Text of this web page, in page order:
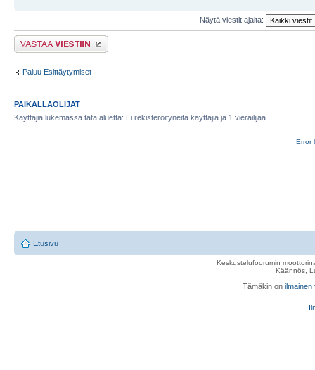
Näytä viestit ajalta:
Lähetä vastaus
Paluu Esittäytymiset
PAIKALLAOLIJAT
Käyttäjiä lukemassa tätä aluetta: Ei rekisteröityneitä käyttäjiä ja 1 vierailijaa
Error
Etusivu
Keskustelufoorumin
Käännös,
Tämäkin on ilmainen